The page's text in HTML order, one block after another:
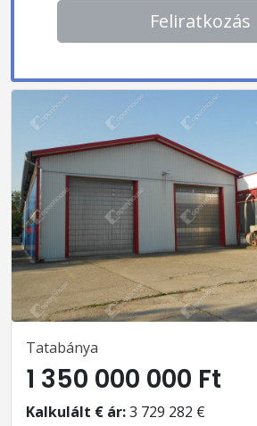
Feliratkozás
Tatabánya
1 350 000 000 Ft
Kalkulált € ár:3 729 282 €